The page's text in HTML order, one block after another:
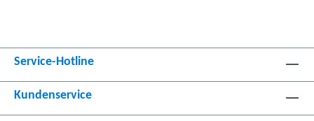
Service-Hotline
Kundenservice